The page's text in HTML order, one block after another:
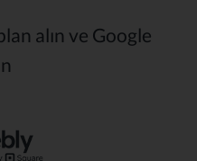
alın ve Google